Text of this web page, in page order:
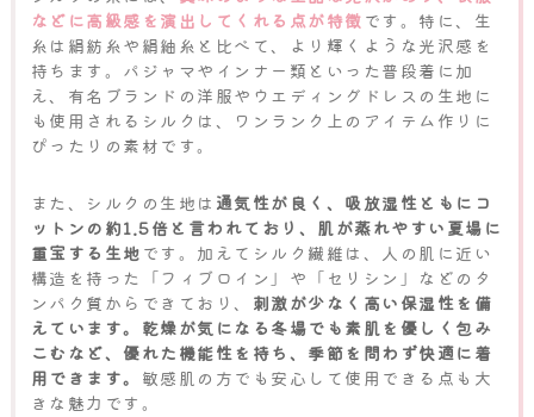
などに高級感を演出してくれる点が特徴 です。特に、生
糸は絹紡糸や絹紬糸と比べて、より輝くような光沢感を
持ちます。パジャマやインナー類といった普段着に加
え、有名ブランドの洋服やウエディングドレスの生地に
も使用されるシルクは、ワンランク上のアイテム作りに
ぴったりの素材です。
また、シルクの生地は 通気性が良く、吸放湿性ともにコ
ットンの約1.5倍と言われており、肌が蒸れやすい夏場に
重宝する生地 です。加えてシルク繊維は、人の肌に近い
構造を持った「フィブロイン」や「セリシン」などのタ
ンパク質からできており、 刺激が少なく高い保湿性を備
えています。乾燥が気になる冬場でも素肌を優しく包み
こむなど、優れた機能性を持ち、季節を問わず快適に着
用できます。 敏感肌の方でも安心して使用できる点も大
きな魅力です。